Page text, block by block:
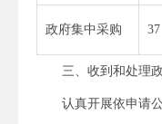
政府集中采购 37
三、收到和处理
认真开展依申请